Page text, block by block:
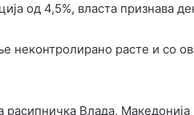
од 4,5%, власта признава
расте и со
Влада,